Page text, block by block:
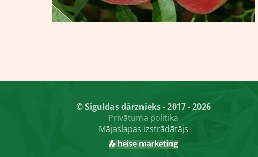
© Siguldas dārznieks - 2017 - 2026
Privātuma politika
Mājaslapas izstrādātājs